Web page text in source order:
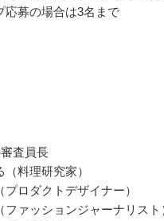
募の場合は3名まで
査員長
料理研究家）
プロダクトデザイナー）
ファッションジャーナリスト